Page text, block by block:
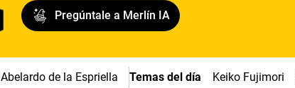
Pregúntale a Merlín IA
Abelardo de la Espriella Temas del día Keiko Fujimori